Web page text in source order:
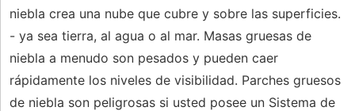
niebla crea una nube que cubre y sobre las superficies.
- ya sea tierra, al agua o al mar. Masas gruesas de
niebla a menudo son pesados ​​y pueden caer
rápidamente los niveles de visibilidad. Parches gruesos
de niebla son peligrosas si usted posee un Sistema de